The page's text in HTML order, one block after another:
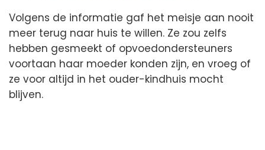
Volgens de informatie gaf het meisje aan nooit
meer terug naar huis te willen. Ze zou zelfs
hebben gesmeekt of opvoedondersteuners
voortaan haar moeder konden zijn, en vroeg of
ze voor altijd in het ouder-kindhuis mocht
blijven.